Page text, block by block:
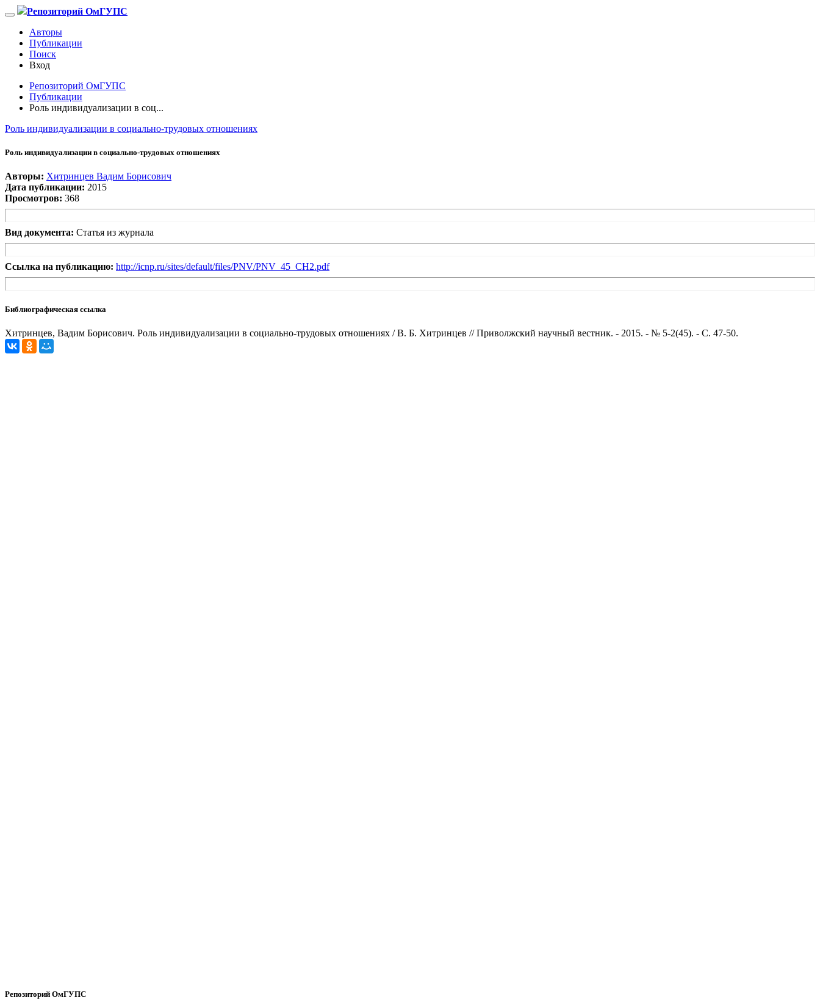
Репозиторий ОмГУПС
Авторы
Публикации
Поиск
Вход
Репозиторий ОмГУПС
Публикации
Роль индивидуализации в соц...
Роль индивидуализации в социально-трудовых отношениях
Роль индивидуализации в социально-трудовых отношениях
Авторы: Хитринцев Вадим Борисович
Дата публикации: 2015
Просмотров: 368
Вид документа: Статья из журнала
Ссылка на публикацию: http://icnp.ru/sites/default/files/PNV/PNV_45_CH2.pdf
Библиографическая ссылка
Хитринцев, Вадим Борисович. Роль индивидуализации в социально-трудовых отношениях / В. Б. Хитринцев // Приволжский научный вестник. - 2015. - № 5-2(45). - С. 47-50.
Репозиторий ОмГУПС